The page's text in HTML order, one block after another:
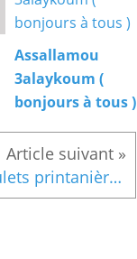
Assallamou
3alaykoum (
bonjours à tous )
Pilons de poulets printanièrs au yaourte